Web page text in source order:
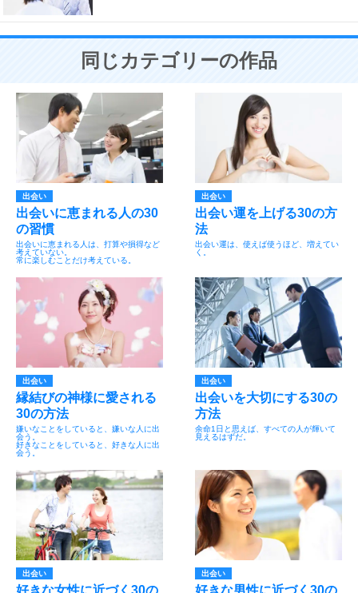
同じカテゴリーの作品
出会い
出会いに恵まれる人の30
の習慣
出会いに恵まれる人は、打算や損得など
考えていない。
常に楽しむことだけ考えている。
出会い
出会い運を上げる30の方
法
出会い運は、使えば使うほど、増えてい
く。
出会い
縁結びの神様に愛される
30の方法
嫌いなことをしていると、嫌いな人に出
会う。
好きなことをしていると、好きな人に出
会う。
出会い
出会いを大切にする30の
方法
余命1日と思えば、すべての人が輝いて
見えるはずだ。
出会い
好きな女性に近づく30の
出会い
好きな男性に近づく30の